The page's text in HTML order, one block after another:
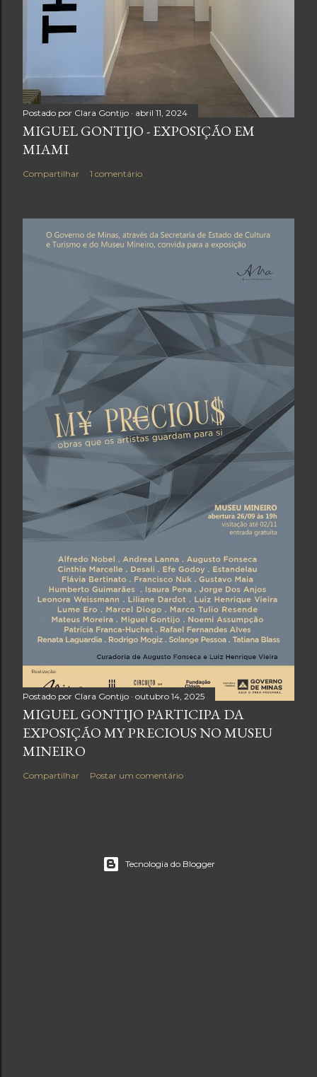
Postado por Clara Gontijo abril 11, 2024
MIGUEL GONTIJO - EXPOSIÇÃO EM
MIAMI
Compartilhar 1 comentário
Postado por Clara Gontijo outubro 14, 2025
MIGUEL GONTIJO PARTICIPA DA
EXPOSIÇÃO MY PRECIOUS NO MUSEU
MINEIRO
Compartilhar Postar um comentário
Tecnologia do Blogger